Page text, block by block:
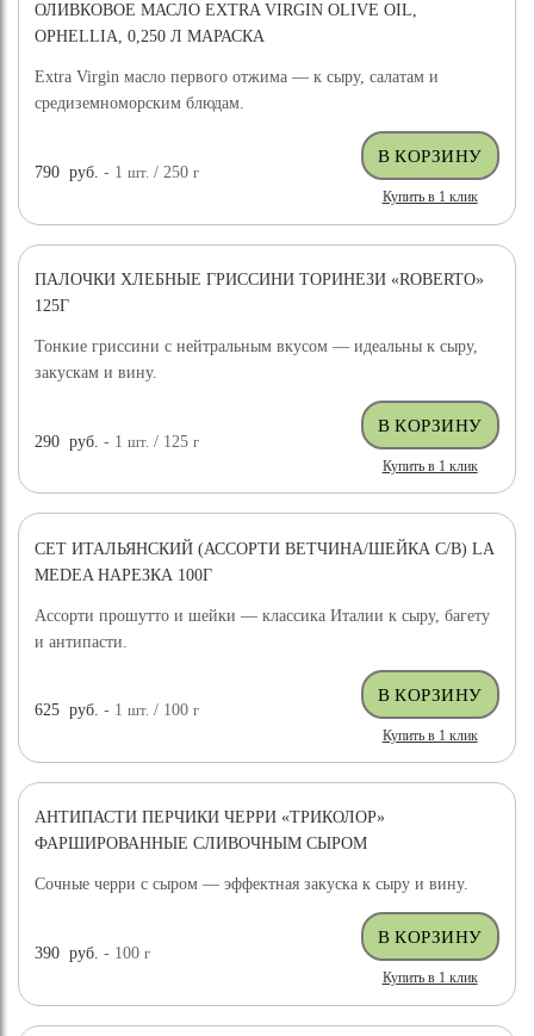
ОЛИВКОВОЕ МАСЛО EXTRA VIRGIN OLIVE OIL,
OPHELLIA, 0,250 Л МАРАСКА
Extra Virgin масло первого отжима — к сыру, салатам и
средиземноморским блюдам.
790 руб. - 1шт. / 250г
Купить в 1 клик
ПАЛОЧКИ ХЛЕБНЫЕ ГРИССИНИ ТОРИНЕЗИ «ROBERTO»
125Г
Тонкие гриссини с нейтральным вкусом — идеальны к сыру,
закускам и вину.
290 руб. - 1шт. / 125г
Купить в 1 клик
СЕТ ИТАЛЬЯНСКИЙ (АССОРТИ ВЕТЧИНА/ШЕЙКА С/В) LA
MEDEA НАРЕЗКА 100Г
Ассорти прошутто и шейки — классика Италии к сыру, багету
и антипасти.
625 руб. - 1шт. / 100г
Купить в 1 клик
АНТИПАСТИ ПЕРЧИКИ ЧЕРРИ «ТРИКОЛОР»
ФАРШИРОВАННЫЕ СЛИВОЧНЫМ СЫРОМ
Сочные черри с сыром — эффектная закуска к сыру и вину.
390 руб. - 100г
Купить в 1 клик